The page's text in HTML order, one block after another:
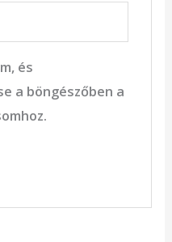
és
a böngészőben a